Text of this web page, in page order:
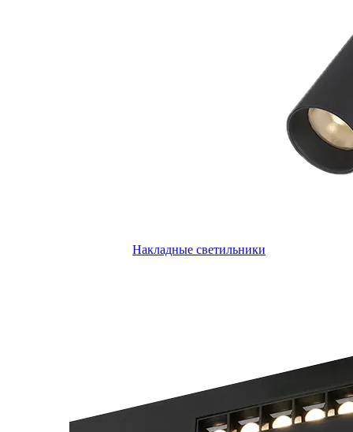
Накладные светильники